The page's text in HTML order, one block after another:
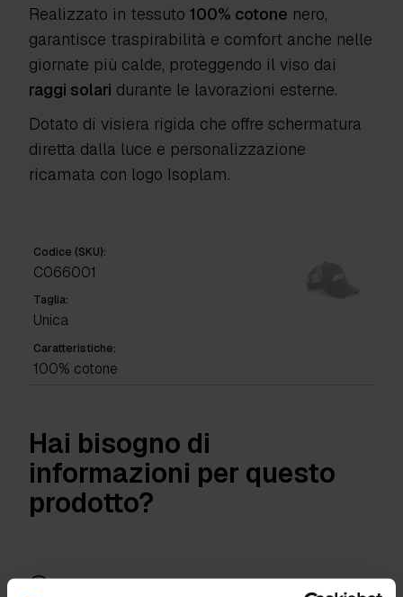
Realizzato in tessuto 100% cotone nero,
garantisce traspirabilità e comfort anche nelle
giornate più calde, proteggendo il viso dai
raggi solari durante le lavorazioni esterne.
Dotato di visiera rigida che offre schermatura
diretta dalla luce e personalizzazione
ricamata con logo Isoplam.
Codice (SKU):
C066001
Taglia:
Unica
Caratteristiche:
100% cotone
Hai bisogno di
informazioni per questo
prodotto?
Richiedi informazioni